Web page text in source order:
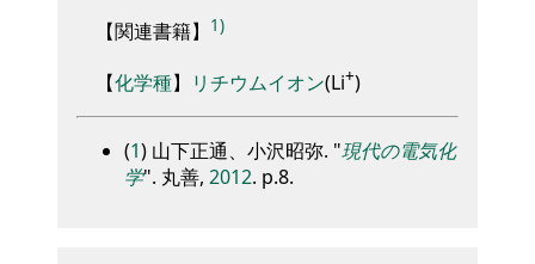
【関連書籍】 1)
【化学種】 リチウムイオン(Li+)
(1) 山下正通、小沢昭弥. 現代の電気化
学 . 丸善, 2012. p.8.